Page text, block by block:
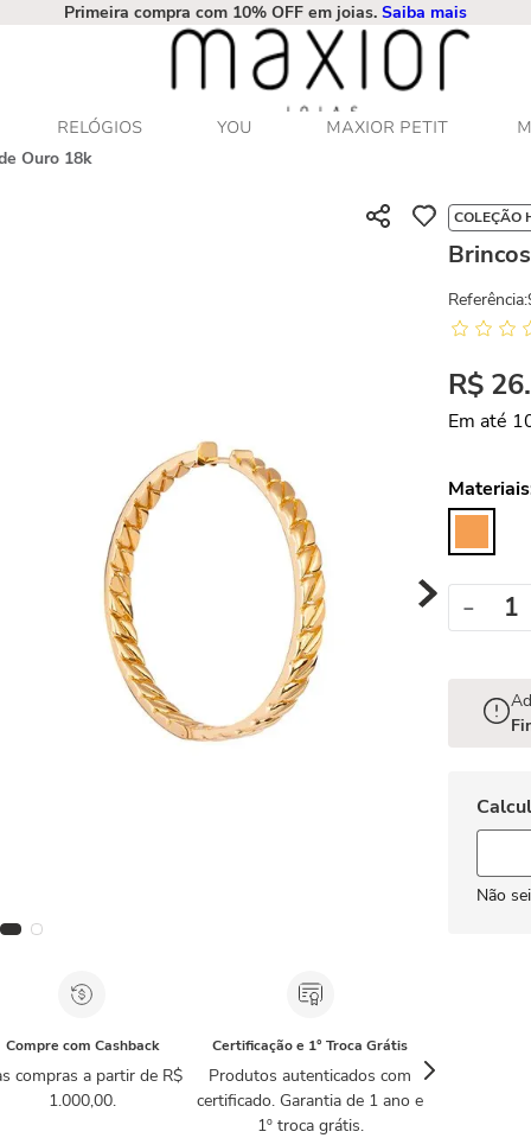
Primeira compra com 10% OFF em joias. Saiba mais
RELÓGIOS YOU MAXIOR PETIT
Ouro 18k
Compre com Cashback
compras a partir de R$
1.000,00.
Certificação e 1° Troca Grátis
Produtos autenticados com
certificado. Garantia de 1 ano e
1º troca grátis.
COLEÇÃO
Referência:
R$ 26.
Em até
－
Não